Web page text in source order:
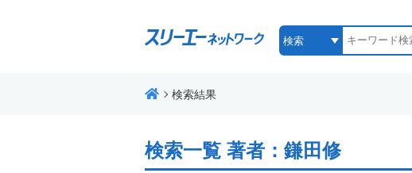
検索結果
検索一覧 著者：鎌田修